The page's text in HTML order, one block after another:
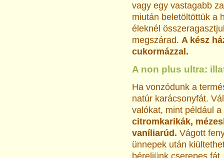
vagy egy vastagabb
miután beletöltöttük a
éleknél
megszárad. A kész
cukormázzal.
A non plus ultra:
Ha vonzódunk a
natúr karácsonyfát.
valókat, mint például a
citromkarikák,
vaníliarúd. Vágott
ünnepek után